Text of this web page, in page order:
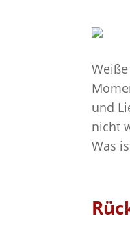
und
nicht
Was